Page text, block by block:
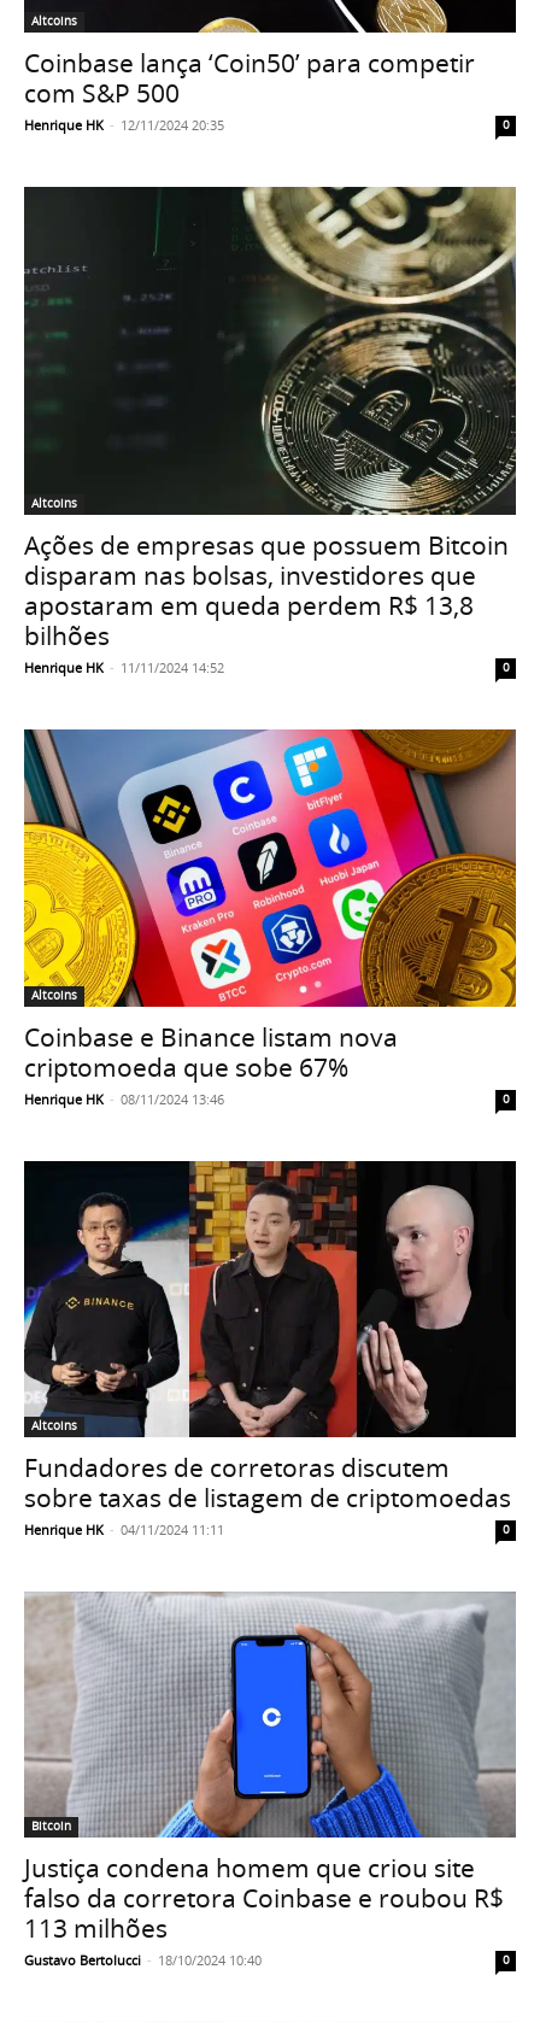
Altcoins
Coinbase lança ‘Coin50’ para competir
com S&P 500
Henrique HK - 12/11/2024 20:35 0
Altcoins
Ações de empresas que possuem Bitcoin
disparam nas bolsas, investidores que
apostaram em queda perdem R$ 13,8
bilhões
Henrique HK - 11/11/2024 14:52 0
Altcoins
Coinbase e Binance listam nova
criptomoeda que sobe 67%
Henrique HK - 08/11/2024 13:46 0
Altcoins
Fundadores de corretoras discutem
sobre taxas de listagem de criptomoedas
Henrique HK - 04/11/2024 11:11 0
Bitcoin
Justiça condena homem que criou site
falso da corretora Coinbase e roubou R$
113 milhões
Gustavo Bertolucci - 18/10/2024 10:40 0